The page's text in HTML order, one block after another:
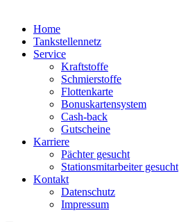
Home
Tankstellennetz
Service
Kraftstoffe
Schmierstoffe
Flottenkarte
Bonuskartensystem
Cash-back
Gutscheine
Karriere
Pächter gesucht
Stationsmitarbeiter gesucht
Kontakt
Datenschutz
Impressum